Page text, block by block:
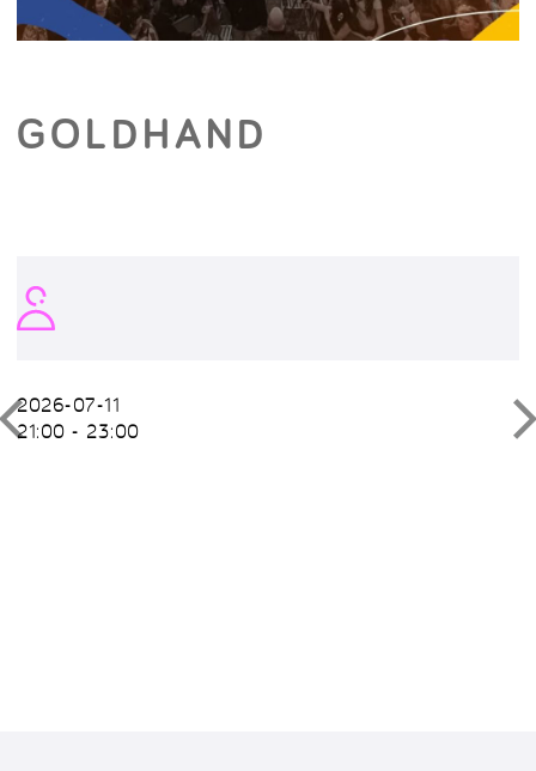
GOLDHAND
2026-07-11
21:00 - 23:00